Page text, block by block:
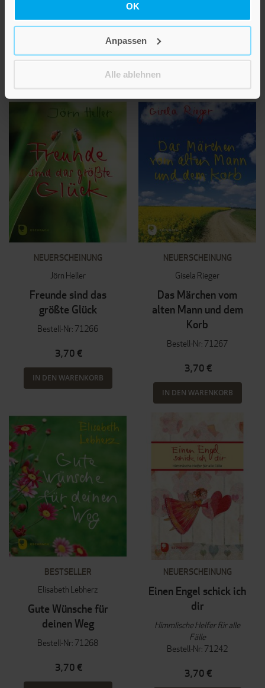
OK
Anpassen
Alle ablehnen
Kleine Pausen tun so gut
Bestell-Nr: 71260
4,00 €
Ein Hoch auf uns
Bestell-Nr: 71261
4,00 €
NEUERSCHEINUNG
Jörn Heller
Freunde sind das
größte Glück
Bestell-Nr: 71266
3,70 €
IN DEN WARENKORB
NEUERSCHEINUNG
Gisela Rieger
Das Märchen vom
alten Mann und dem
Korb
Bestell-Nr: 71267
3,70 €
IN DEN WARENKORB
BESTSELLER
Elisabeth Lebherz
Gute Wünsche für
deinen Weg
Bestell-Nr: 71268
3,70 €
NEUERSCHEINUNG
Einen Engel schick ich
dir
Himmlische Helfer für alle
Fälle
Bestell-Nr: 71242
3,70 €